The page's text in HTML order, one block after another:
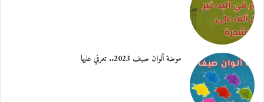
موضة ألوان صيف 2023.. تعرفي عليها